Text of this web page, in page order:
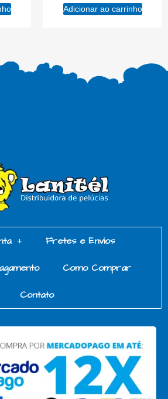
Adicionar ao carrinho
Fretes e Envios
Como Comprar
Contato